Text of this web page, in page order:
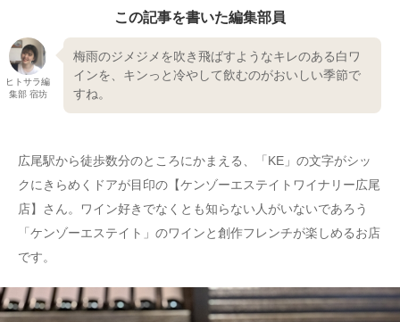
この記事を書いた編集部員
ヒトサラ編
集部 宿坊
梅雨のジメジメを吹き飛ばすようなキレのある白ワ
インを、キンっと冷やして飲むのがおいしい季節で
すね。
広尾駅から徒歩数分のところにかまえる、「KE」の文字がシッ
クにきらめくドアが目印の【ケンゾーエステイトワイナリー広尾
店】さん。ワイン好きでなくとも知らない人がいないであろう
「ケンゾーエステイト」のワインと創作フレンチが楽しめるお店
です。